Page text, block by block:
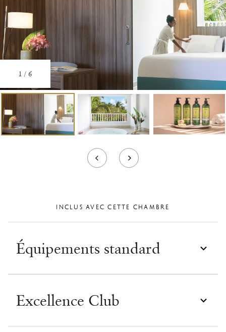
1 / 6
INCLUS AVEC CETTE CHAMBRE
Équipements standard
Excellence Club